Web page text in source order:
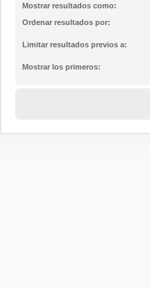
Mostrar resultados como:
Ordenar resultados por:
Limitar resultados previos a:
Mostrar los primeros: